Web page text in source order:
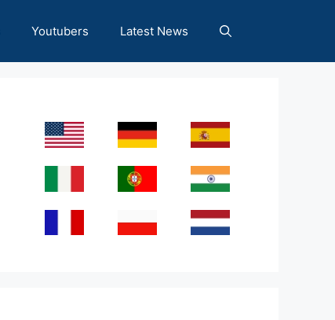
Youtubers Latest News